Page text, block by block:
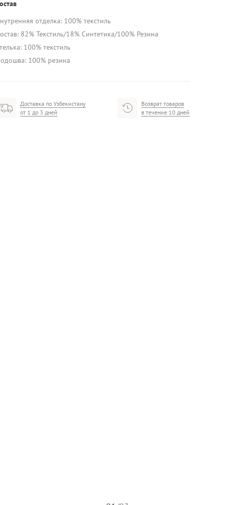
отделка: 100% текстиль
82% Текстиль/18% Синтетика/100% Резина
100% текстиль
100% резина
Доставка по Узбекистану
от 1 до 3 дней
Возврат товаров
в течение 10 дней